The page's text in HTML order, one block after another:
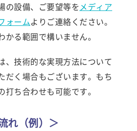
の設備、ご要望等をメディア
ォームよりご連絡ください。
かる範囲で構いません。
、技術的な実現方法について
だく場合もございます。もち
打ち合わせも可能です。
れ（例）＞